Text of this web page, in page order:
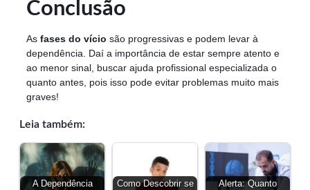
Conclusão
As fases do vício são progressivas e podem levar à
dependência. Daí a importância de estar sempre atento e
ao menor sinal, buscar ajuda profissional especializada o
quanto antes, pois isso pode evitar problemas muito mais
graves!
Leia também:
A Dependência
Como Descobrir se
Alerta: Quanto